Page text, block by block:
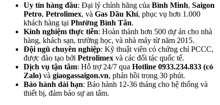
Uy tín hàng đầu: Đại lý chính hãng của Bình Minh, Saigon
Petro, Petrolimex, và Gas Dầu Khí, phục vụ hơn 1.000
khách hàng tại Phường Bình Tân.
Kinh nghiệm thực tiễn: Hoàn thành hơn 500 dự án cho nhà
hàng, khách sạn, trường học, và nhà máy từ năm 2015.
Đội ngũ chuyên nghiệp: Kỹ thuật viên có chứng chỉ PCCC,
được đào tạo bởi Petrolimex và các đối tác quốc tế.
Dịch vụ tận tâm: Hỗ trợ 24/7 qua Hotline 0933.234.833 (có
Zalo) và giaogassaigon.vn, phản hồi trong 30 phút.
Bảo hành dài hạn: Bảo hành 12-36 tháng cho hệ thống và
thiết bị, đảm bảo sự an tâm.